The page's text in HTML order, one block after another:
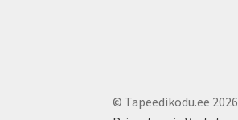
© Tapeedikodu.ee 2026